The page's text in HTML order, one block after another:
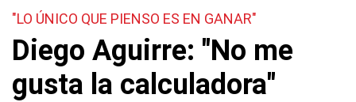
"LO ÚNICO QUE PIENSO ES EN GANAR"
Diego Aguirre: "No me
gusta la calculadora"